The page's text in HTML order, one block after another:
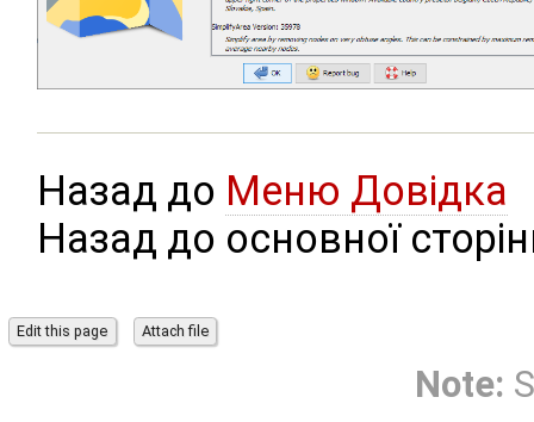
Назад до Меню Довідка
Назад до основної
Note: